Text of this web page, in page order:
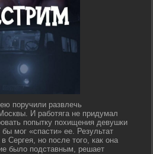
поручили развлечь
И работяга не придумал
попытку похищения девушки
мог «спасти» ее. Результат
Сергея, но после того, как она
было подставным, решает